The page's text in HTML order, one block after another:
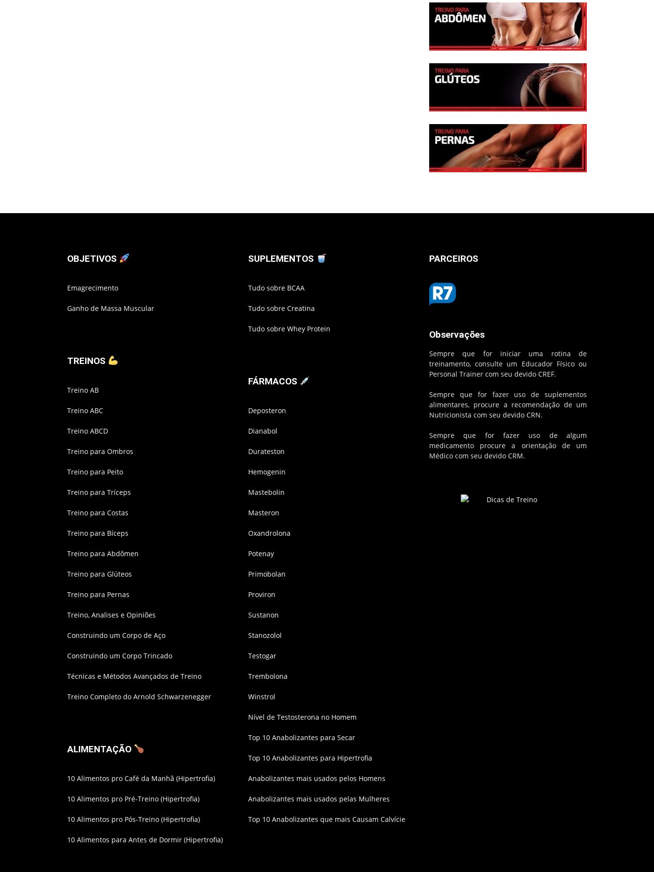
OBJETIVOS
Emagrecimento
Ganho de Massa Muscular
TREINOS
Treino AB
Treino ABC
Treino ABCD
Treino para Ombros
Treino para Peito
Treino para Tríceps
Treino para Costas
Treino para Bíceps
Treino para Abdômen
Treino para Glúteos
Treino para Pernas
Treino, Analises e Opiniões
Construindo um Corpo de Aço
Construindo um Corpo Trincado
Técnicas e Métodos Avançados de Treino
Treino Completo do Arnold Schwarzenegger
ALIMENTAÇÃO
10 Alimentos pro Café da Manhã (Hipertrofia)
10 Alimentos pro Pré-Treino (Hipertrofia)
10 Alimentos pro Pós-Treino (Hipertrofia)
10 Alimentos para Antes de Dormir (Hipertrofia)
SUPLEMENTOS
Tudo sobre BCAA
Tudo sobre Creatina
Tudo sobre Whey Protein
FÁRMACOS
Deposteron
Dianabol
Durateston
Hemogenin
Mastebolin
Masteron
Oxandrolona
Potenay
Primobolan
Proviron
Sustanon
Stanozolol
Testogar
Trembolona
Winstrol
Nível de Testosterona no Homem
Top 10 Anabolizantes para Secar
Top 10 Anabolizantes para Hipertrofia
Anabolizantes mais usados pelos Homens
Anabolizantes mais usados pelas Mulheres
Top 10 Anabolizantes que mais Causam Calvície
PARCEIROS
Observações
Sempre que for iniciar uma rotina de
treinamento, consulte um Educador Físico ou
Personal Trainer com seu devido CREF.
Sempre que for fazer uso de suplementos
alimentares, procure a recomendação de um
Nutricionista com seu devido CRN.
Sempre que for fazer uso de algum
medicamento procure a orientação de um
Médico com seu devido CRM.